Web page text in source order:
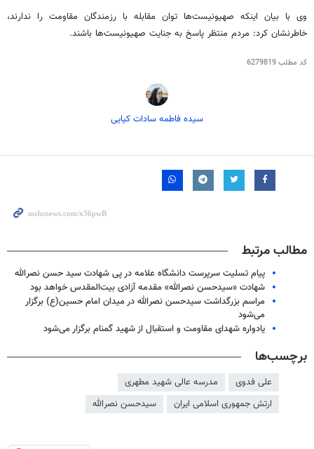
وی با بیان اینکه صهیونیست‌ها توان مقابله با رزمندگان مقاومت را ندارند،
خاطرنشان کرد: مردم منتظر پاسخ به جنایت صهیونیست‌ها باشند.
کد مطلب6279819
سیده فاطمه سادات کیایی
مطالب مرتبط
پیام تسلیت سرپرست دانشگاه علامه در پی شهادت سید حسن نصرالله
شهادت «سیدحسن نصرالله» مقدمه آزادی بیت‌المقدس خواهد بود
مراسم بزرگداشت سیدحسن نصرالله در میدان امام حسین(ع) برگزار
می‌شود
یادواره شهدای مقاومت و استقبال از شهید گمنام برگزار می‌شود
برچسب‌ها
علی فدوی
مدرسه عالی شهید مطهری
ارتش جمهوری اسلامی ایران
سیدحسن نصرالله